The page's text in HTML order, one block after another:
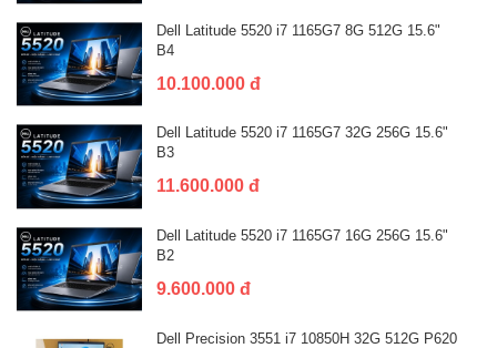
Dell Latitude 5520 i7 1165G7 8G 512G 15.6"
B4
10.100.000 đ
Dell Latitude 5520 i7 1165G7 32G 256G 15.6"
B3
11.600.000 đ
Dell Latitude 5520 i7 1165G7 16G 256G 15.6"
B2
9.600.000 đ
Dell Precision 3551 i7 10850H 32G 512G P620